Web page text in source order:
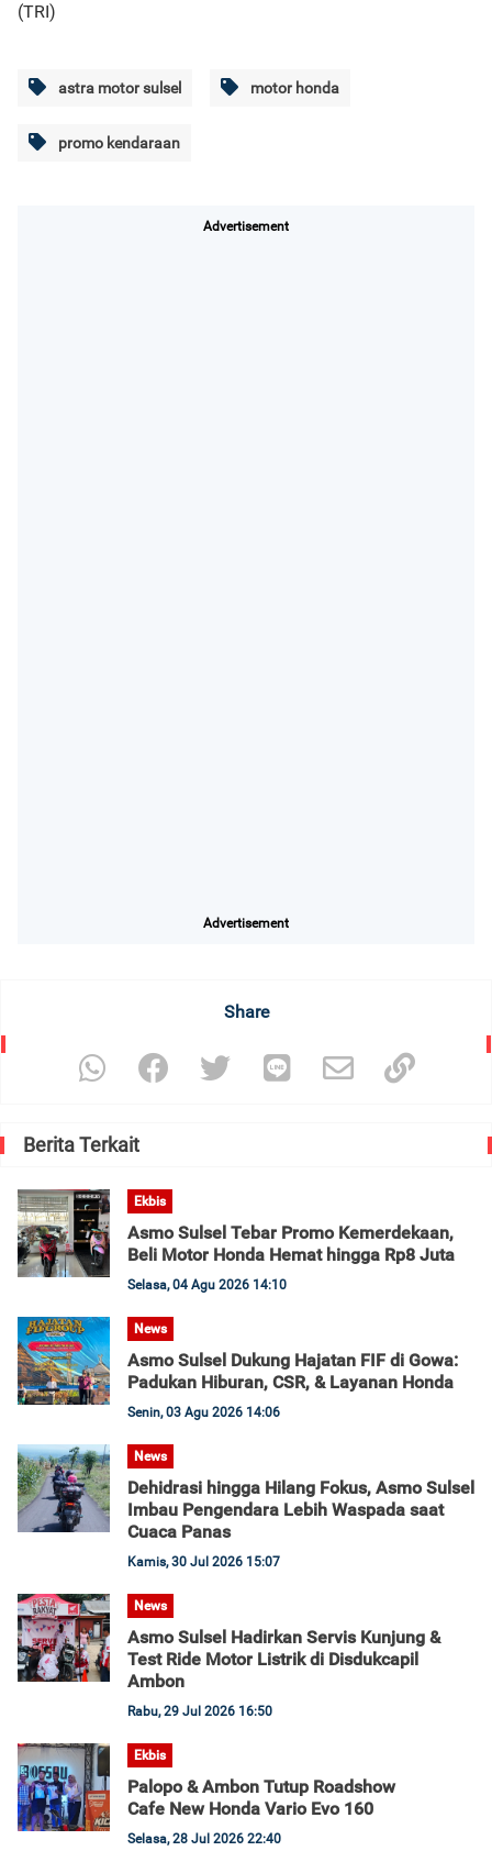
(TRI)
astra motor sulsel motor honda
promo kendaraan
Advertisement
Advertisement
Share
Berita Terkait
Ekbis
Asmo Sulsel Tebar Promo Kemerdekaan,
Beli Motor Honda Hemat hingga Rp8 Juta
Selasa, 04 Agu 2026 14:10
News
Asmo Sulsel Dukung Hajatan FIF di Gowa:
Padukan Hiburan, CSR, & Layanan Honda
Senin, 03 Agu 2026 14:06
News
Dehidrasi hingga Hilang Fokus, Asmo Sulsel
Imbau Pengendara Lebih Waspada saat
Cuaca Panas
Kamis, 30 Jul 2026 15:07
News
Asmo Sulsel Hadirkan Servis Kunjung &
Test Ride Motor Listrik di Disdukcapil
Ambon
Rabu, 29 Jul 2026 16:50
Ekbis
Palopo & Ambon Tutup Roadshow
Cafe New Honda Vario Evo 160
Selasa, 28 Jul 2026 22:40